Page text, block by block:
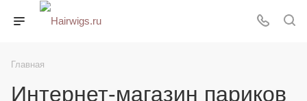
Главная
Интернет-магазин париков